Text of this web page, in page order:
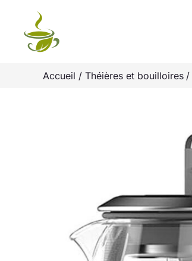
contenu
Accueil Théières et bouilloires